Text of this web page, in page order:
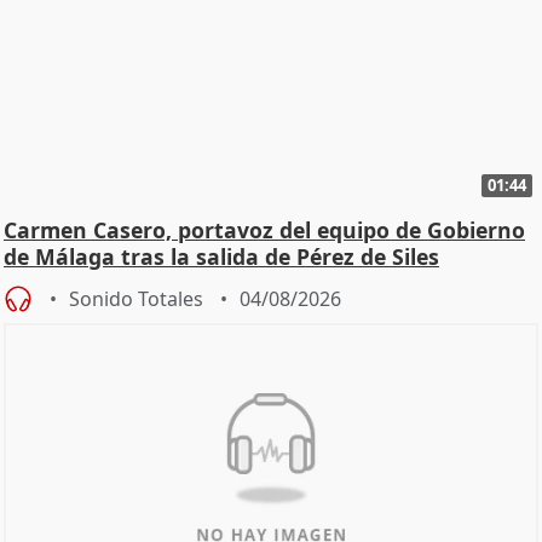
01:44
Carmen Casero, portavoz del equipo de Gobierno
de Málaga tras la salida de Pérez de Siles
Sonido Totales 04/08/2026